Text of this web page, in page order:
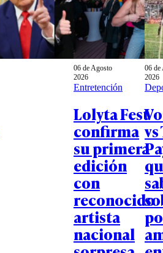
06 de Agosto
2026
Entretención
Lolyta Fest
confirma
su primera
edición
con
reconocido
artista
nacional
06 de
2026